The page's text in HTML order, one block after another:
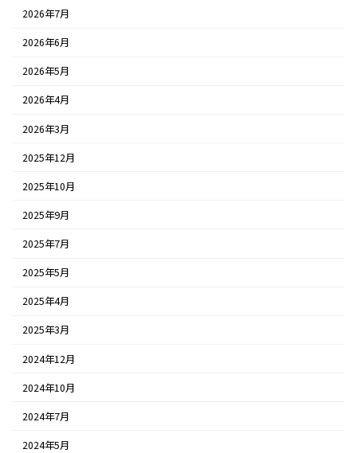
2026年7月
2026年6月
2026年5月
2026年4月
2026年3月
2025年12月
2025年10月
2025年9月
2025年7月
2025年5月
2025年4月
2025年3月
2024年12月
2024年10月
2024年7月
2024年5月